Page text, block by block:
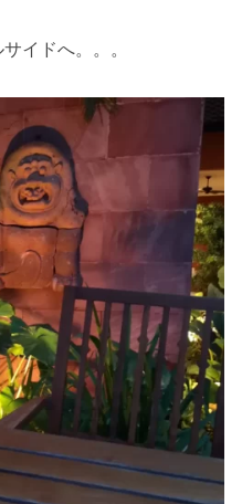
イドへ。。。